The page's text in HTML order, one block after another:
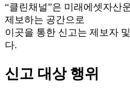
“클린채널”은 미래에셋자산
제보하는 공간으로
이곳을 통한 신고는 제보자
다.
신고 대상 행위